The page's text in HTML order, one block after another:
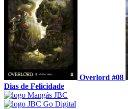
Overlord #08
Dias de Felicidade